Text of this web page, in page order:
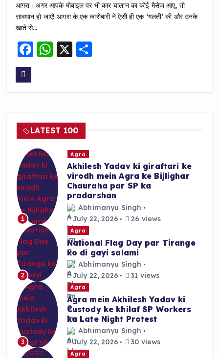
आगरा। अगर आपके मोबाइल पर भी कार चालान का कोई मैसेज आए, तो
सावधान हो जाएं! आगरा के एक कारोबारी ने ऐसी ही एक ‘गलती’ की और उनके
खाते से…
F
o
o
k
W
p
p
X S
LATEST 100
1
Agra
Akhilesh Yadav ki giraftari ke
virodh mein Agra ke Bijlighar
Chauraha par SP ka
pradarshan
Abhimanyu Singh
July 22, 2026
26 views
2
Agra
National Flag Day par Tirange
ko di gayi salami
Abhimanyu Singh
July 22, 2026
31 views
3
Agra
Agra mein Akhilesh Yadav ki
Custody ke khilaf SP Workers
ka Late Night Protest
Abhimanyu Singh
July 22, 2026
30 views
Agra